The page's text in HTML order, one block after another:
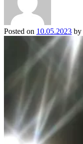
Posted on 10.05.2023 by